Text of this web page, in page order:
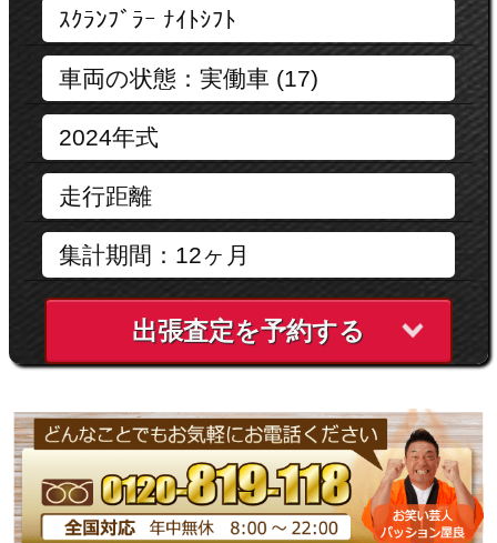
出張査定を予約する